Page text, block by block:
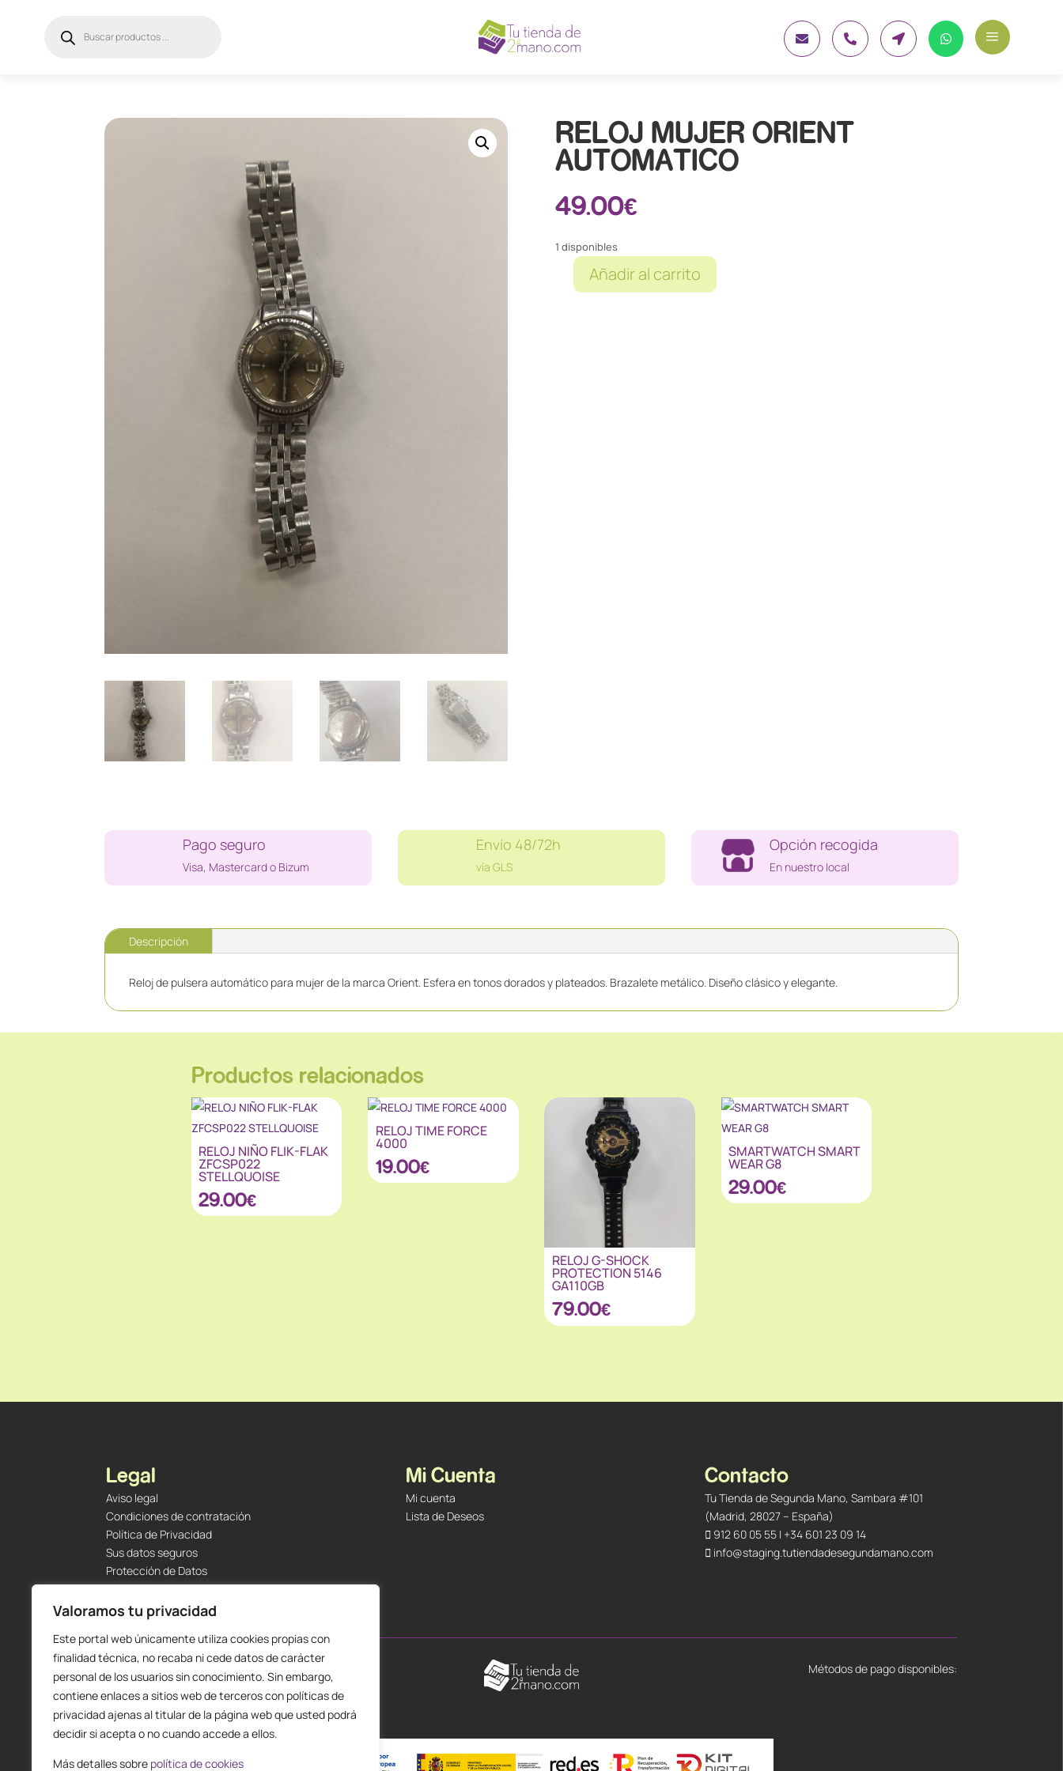
Valoramos tu privacidad
Este portal web únicamente utiliza cookies propias con
finalidad técnica, no recaba ni cede datos de carácter
personal de los usuarios sin conocimiento. Sin embargo,
contiene enlaces a sitios web de terceros con políticas de
privacidad ajenas al titular de la página web que usted podrá
decidir si acepta o no cuando accede a ellos.
Más detalles sobre política de cookies
productos     a
RELOJ MUJER ORIENT
AUTOMATICO
49.00€
1 disponibles
RELOJ
Añadir al carrito
Pago seguro
Visa, Mastercard o Bizum
Envío 48/72h
vía GLS
Opción recogida
En nuestro local
Descripción
Reloj de pulsera automático para mujer de la marca Orient. Esfera en tonos dorados y plateados. Brazalete metálico. Diseño clásico y elegante.
Productos relacionados
RELOJ NIÑO FLIK-FLAK
ZFCSP022
STELLQUOISE
29.00€
RELOJ TIME FORCE
4000
19.00€
RELOJ G-SHOCK
PROTECTION 5146
GA110GB
79.00€
SMARTWATCH SMART
WEAR G8
29.00€
Legal
Aviso legal
Condiciones de contratación
Política de Privacidad
Sus datos seguros
Protección de Datos
Política de Cookies
Envíos y Devoluciones
Mi Cuenta
Mi cuenta
Lista de Deseos
Contacto
Tu Tienda de Segunda Mano, Sambara #101
(Madrid, 28027 – España)
912 60 05 55| +34 601 23 09 14
info@staging.tutiendadesegundamano.com
Métodos de pago disponibles: